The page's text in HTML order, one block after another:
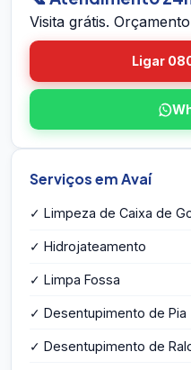
compromisso e sem
Visita grátis.
Ligar
Serviços em Avaí
✓ Limpeza de Caixa de
✓ Hidrojateamento
✓ Limpa Fossa
✓ Desentupimento de Pia
✓ Desentupimento de